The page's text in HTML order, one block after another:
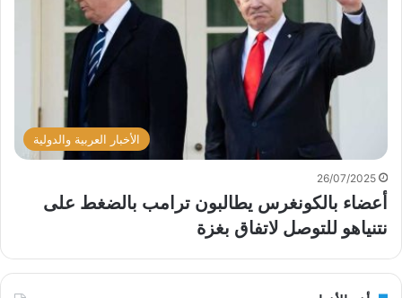
الأخبار العربية والدولية
26/07/2025
أعضاء بالكونغرس يطالبون ترامب بالضغط على
نتنياهو للتوصل لاتفاق بغزة